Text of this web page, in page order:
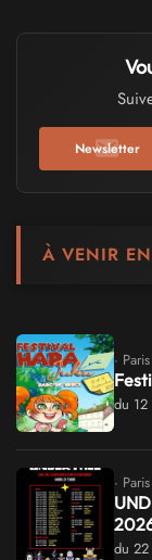
Newsletter
À VENIR
· Paris
du 12
· Paris
du